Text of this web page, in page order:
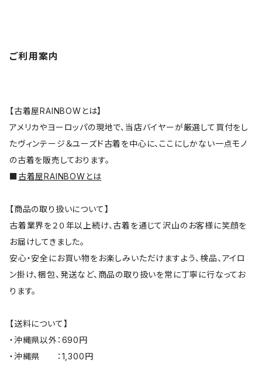
ご利用案内
【古着屋RAINBOWとは】
アメリカやヨーロッパの現地で、当店バイヤーが厳選して買付をし
たヴィンテージ＆ユーズド古着を中心に、ここにしかない一点モノ
の古着を販売しております。
■古着屋RAINBOWとは
【商品の取り扱いについて】
古着業界を２０年以上続け、古着を通じて沢山のお客様に笑顔を
お届けしてきました。
安心・安全にお買い物をお楽しみいただけますよう、検品、アイロ
ン掛け、梱包、発送など、商品の取り扱いを常に丁寧に行なってお
ります。
【送料について】
・沖縄県以外：690円
・沖縄県 ：1,300円